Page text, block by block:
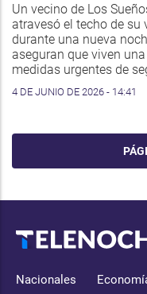
Un vecino de Los
atravesó el techo de su
durante una nueva
aseguran que viven
medidas urgentes de
4 DE JUNIO DE 2026 - 14:41
Nacionales